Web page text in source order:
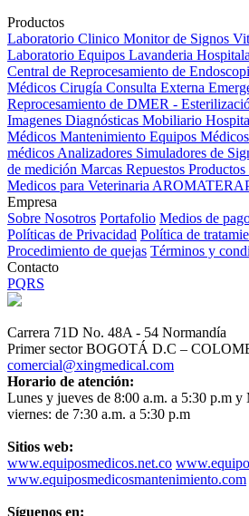
Productos
Laboratorio Clinico Monitor de Signos
Laboratorio Equipos Lavanderia
Central de Reprocesamiento de
Médicos Cirugía Consulta Externa
Reprocesamiento de DMER -
Imagenes Diagnósticas Mobiliario
Médicos Mantenimiento Equipos Médicos
médicos Analizadores Simuladores de
de medición Marcas Repuestos
Medicos para Veterinaria
Empresa
Sobre Nosotros Portafolio Medios de
Políticas de Privacidad Política de
Procedimiento de quejas Términos y
Contacto
PQRS
Carrera 71D No. 48A - 54 Normandía
Primer sector BOGOTÁ D.C –
comercial@xingmedical.com
Horario de atención:
Lunes y jueves de 8:00 a.m. a 5:30 p.m y
viernes: de 7:30 a.m. a 5:30 p.m
Sitios web:
www.equiposmedicos.net.co
www.equiposmedicosmantenimiento.com
Síguenos en: